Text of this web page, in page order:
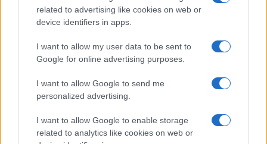
related to advertising like cookies on web or
device identifiers in apps.
I want to allow my user data to be sent to
Google for online advertising purposes.
I want to allow Google to send me
personalized advertising.
I want to allow Google to enable storage
related to analytics like cookies on web or